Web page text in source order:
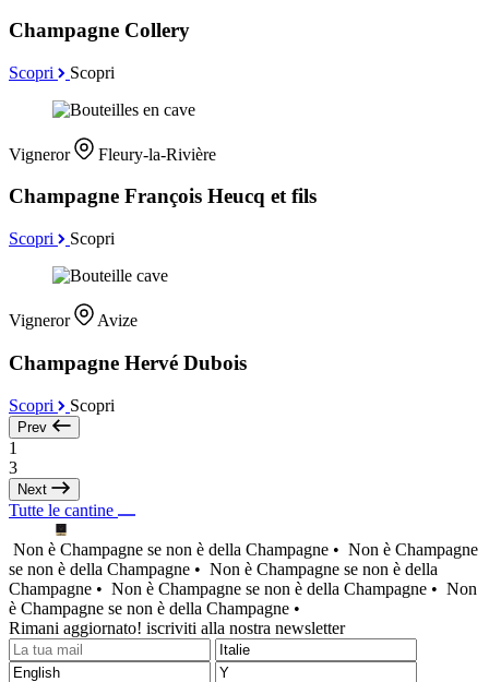
Champagne Collery
Scopri Scopri
Vigneror Fleury-la-Rivière
Champagne François Heucq et fils
Scopri Scopri
Vigneror Avize
Champagne Hervé Dubois
Scopri Scopri
Prev
1
3
Next
Tutte le cantine
Non è Champagne se non è della Champagne • Non è Champagne
se non è della Champagne • Non è Champagne se non è della
Champagne • Non è Champagne se non è della Champagne • Non
è Champagne se non è della Champagne •
Rimani aggiornato! iscriviti alla nostra newsletter